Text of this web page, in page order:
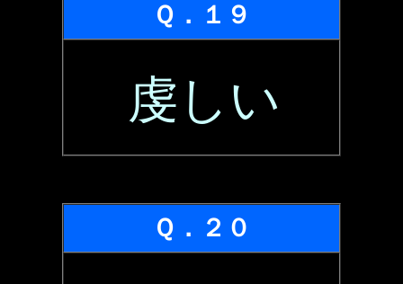
Ｑ．１９
虔しい
Ｑ．２０